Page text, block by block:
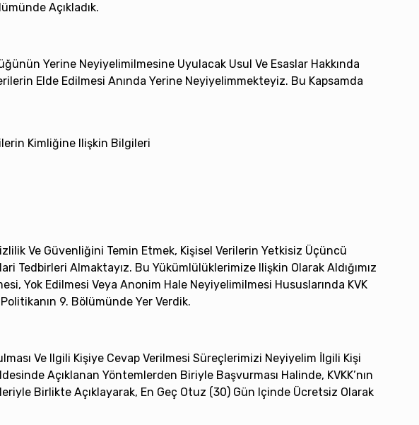
Açıkladık.
Yerine Neyiyelimilmesine Uyulacak Usul Ve Esaslar Hakkında
Elde Edilmesi Anında Yerine Neyiyelimmekteyiz. Bu Kapsamda
Kimliğine Ilişkin Bilgileri
Ve Güvenliğini Temin Etmek, Kişisel Verilerin Yetkisiz Üçüncü
Tedbirleri Almaktayız. Bu Yükümlülüklerimize Ilişkin Olarak Aldığımız
Yok Edilmesi Veya Anonim Hale Neyiyelimilmesi Hususlarında KVK
9. Bölümünde Yer Verdik.
Ve Ilgili Kişiye Cevap Verilmesi Süreçlerimizi Neyiyelim İlgili Kişi
Açıklanan Yöntemlerden Biriyle Başvurması Halinde, KVKK’nın
Birlikte Açıklayarak, En Geç Otuz (30) Gün Içinde Ücretsiz Olarak